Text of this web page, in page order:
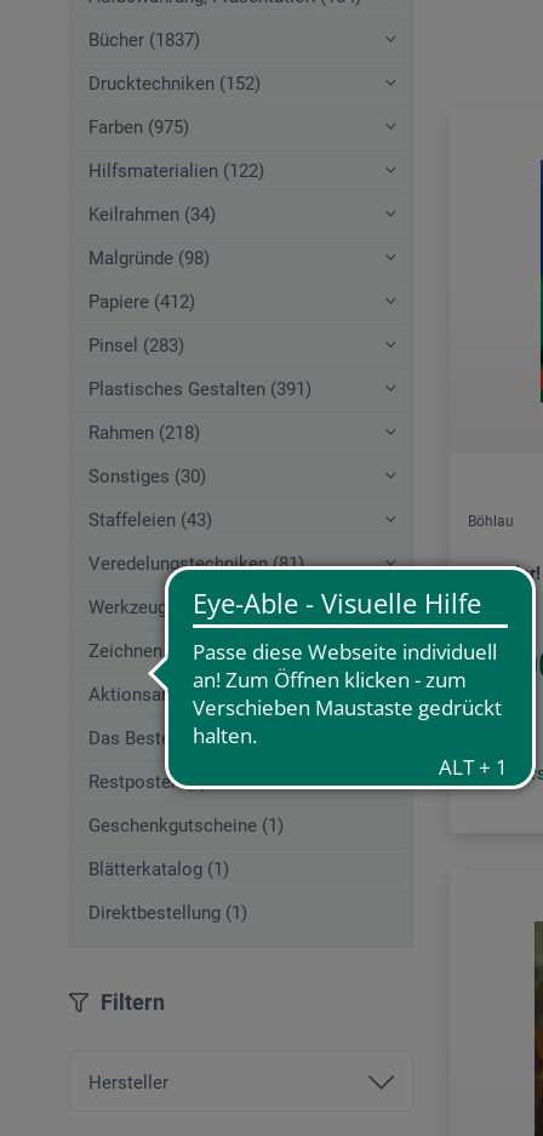
Bücher (1837)
Drucktechniken (152)
Farben (975)
Hilfsmaterialien (122)
Keilrahmen (34)
Malgründe (98)
Papiere (412)
Pinsel (283)
Plastisches Gestalten (391)
Rahmen (218)
Sonstiges (30)
Staffeleien (43)
Veredelungstechniken (81)
Werkzeuge (206)
Zeichnen (715)
Aktionsangebote (44)
Das Beste von boesner (207)
Restposten (2)
Geschenkgutscheine (1)
Blätterkatalog (1)
Direktbestellung (1)
Filtern
Hersteller
Böhlau
Künstler!
zzgl.